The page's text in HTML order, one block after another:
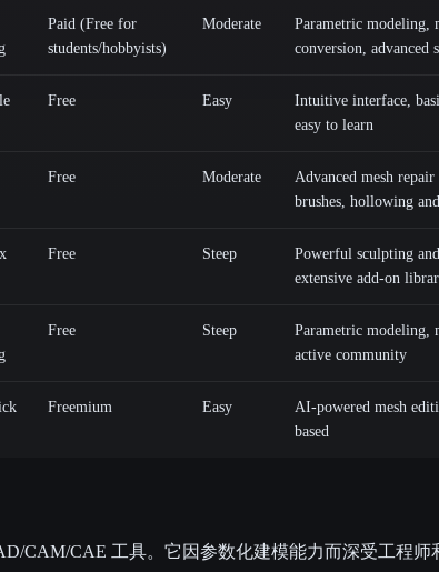
Paid (Free for
students/hobbyists)
Moderate
Parametric modeling,
conversion, advanced
Free Easy
Intuitive interface,
easy to learn
Free Moderate
Advanced mesh
brushes, hollowing
Free Steep
Powerful sculpting
extensive add-on
Free Steep
Parametric modeling,
active community
Freemium Easy
AI-powered mesh
based
CAM/CAE 工具。它因参数化建模能力而深受工程师